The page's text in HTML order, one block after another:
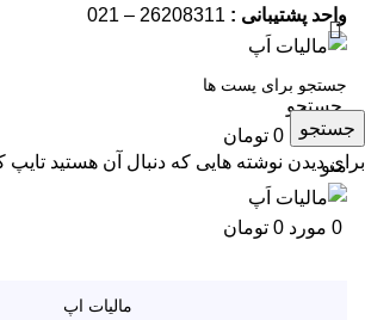
واحد پشتیبانی :
جستجو
0 مورد 0 تومان
منو
0 مورد 0 تومان
مالیات اپ
جستجو
برای دیدن نوشته هایی که دنبال آن هستید تایپ